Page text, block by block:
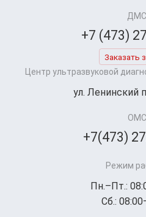
ДМС
+7 (473)
Заказать
Центр ультразвуковой
ул. Ленинский
ОМС
+7(473)
Режим
Пн.–Пт.:
Сб.: